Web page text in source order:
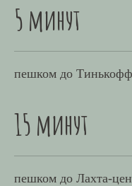
5 минут
пешком до
15 минут
пешком до Лахта-